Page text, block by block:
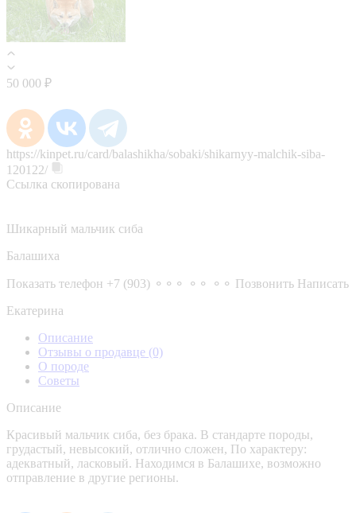
50 000 ₽
https://kinpet.ru/card/balashikha/sobaki/shikarnyy-malchik-siba-
120122/
Ссылка скопирована
Шикарный мальчик сиба
Балашиха
Показать телефон +7 (903) ⚬⚬⚬ ⚬⚬ ⚬⚬ Позвонить Написать
Екатерина
Описание
Отзывы о продавце (0)
О породе
Советы
Описание
Красивый мальчик сиба, без брака. В стандарте породы,
грудастый, невысокий, отлично сложен, По характеру:
адекватный, ласковый. Находимся в Балашихе, возможно
отправление в другие регионы.